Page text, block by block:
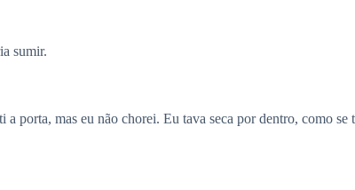
sumir.
porta, mas eu não chorei. Eu tava seca por dentro, como